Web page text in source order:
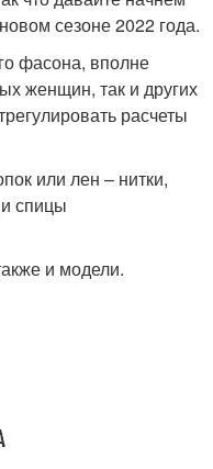
сезоне 2022 года.
фасона, вполне
женщин, так и других
расчеты
или лен – нитки,
спицы
и модели.